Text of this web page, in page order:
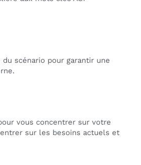
scénario pour garantir une
vous concentrer sur votre
sur les besoins actuels et